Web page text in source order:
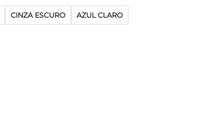
CINZA ESCURO AZUL CLARO